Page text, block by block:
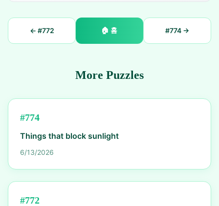
← #772 🏠 홈 #774→
More Puzzles
#774
Things that block sunlight
6/13/2026
#772